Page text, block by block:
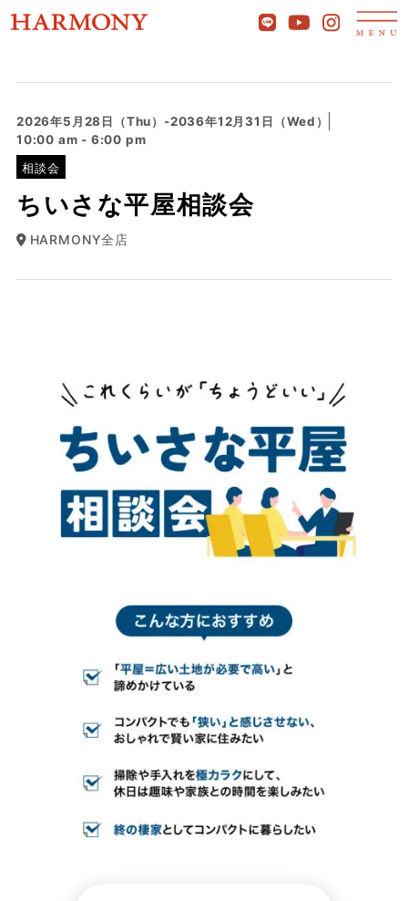
2026年5月28日（Thu）-2036年12月31日（Wed）
10:00 am - 6:00 pm
相談会
ちいさな平屋相談会
HARMONY全店